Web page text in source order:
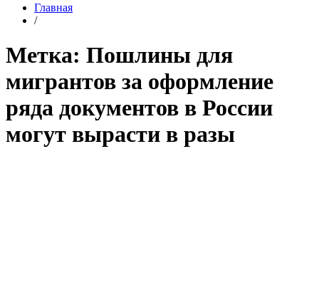
Главная
/
Метка: Пошлины для
мигрантов за оформление
ряда документов в России
могут вырасти в разы